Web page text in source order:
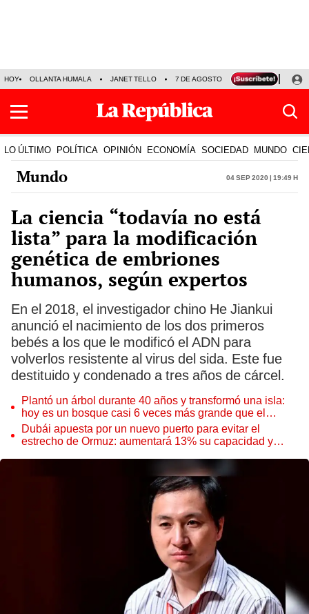
HOY OLLANTA HUMALA JANET TELLO 7 DE AGOSTO TINKA RESULTADOS
LO ÚLTIMO POLÍTICA OPINIÓN ECONOMÍA SOCIEDAD MUNDO
Mundo 04 Sep 2020 | 19:49 h
La ciencia “todavía no está
lista” para la modificación
genética de embriones
humanos, según expertos
En el 2018, el investigador chino He Jiankui
anunció el nacimiento de los dos primeros
bebés a los que le modificó el ADN para
volverlos resistente al virus del sida. Este fue
destituido y condenado a tres años de cárcel.
Plantó un árbol durante 40 años y transformó una isla:
hoy es un bosque casi 6 veces más grande que el
Parque de las Leyendas
Dubái apuesta por un nuevo puerto para evitar el
estrecho de Ormuz: aumentará 13% su capacidad y